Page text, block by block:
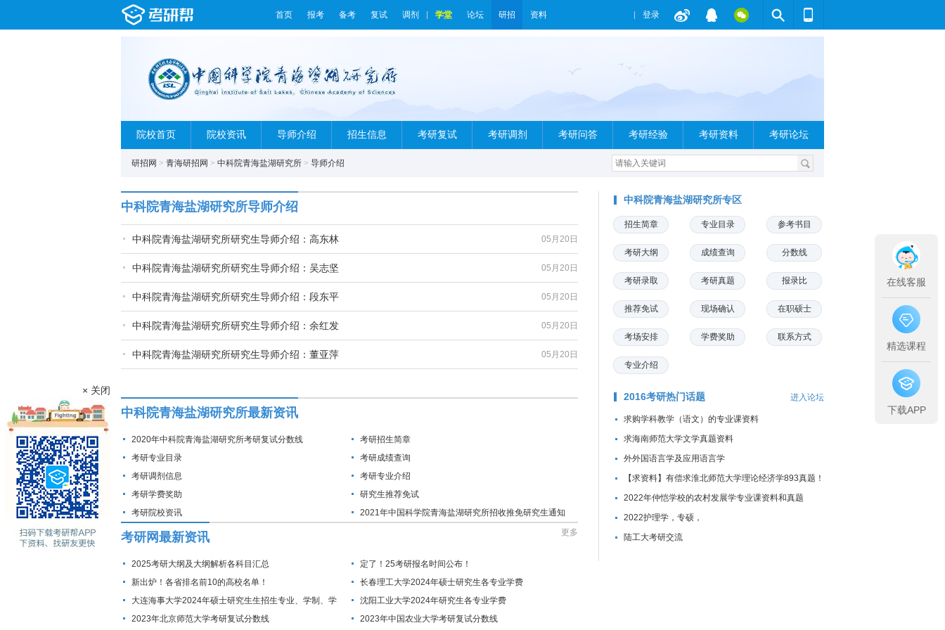
首页 报考 备考 复试 调剂 学堂 论坛 研招 资料 登录
院校首页 院校资讯 导师介绍 招生信息 考研复试 考研调剂 考研问答 考研经验 考研资料 考研论坛
研招网 > 青海研招网 > 中科院青海盐湖研究所 > 导师介绍
中科院青海盐湖研究所导师介绍
05月20日
中科院青海盐湖研究所研究生导师介绍：高东林
05月20日
中科院青海盐湖研究所研究生导师介绍：吴志坚
05月20日
中科院青海盐湖研究所研究生导师介绍：段东平
05月20日
中科院青海盐湖研究所研究生导师介绍：余红发
05月20日
中科院青海盐湖研究所研究生导师介绍：董亚萍
中科院青海盐湖研究所最新资讯
2020年中科院青海盐湖研究所考研复试分数线
考研招生简章
考研专业目录
考研成绩查询
考研调剂信息
考研专业介绍
考研学费奖助
研究生推荐免试
考研院校资讯
2021年中国科学院青海盐湖研究所招收推免研究生通知
考研网最新资讯 更多
2025考研大纲及大纲解析各科目汇总
定了！25考研报名时间公布！
新出炉！各省排名前10的高校名单！
长春理工大学2024年硕士研究生各专业学费
大连海事大学2024年硕士研究生生招生专业、学制、学
费标准及拟招生人数
沈阳工业大学2024年研究生各专业学费
2023年北京师范大学考研复试分数线
2023年中国农业大学考研复试分数线
中科院青海盐湖研究所专区
招生简章 专业目录 参考书目
考研大纲 成绩查询 分数线
考研录取 考研真题 报录比
推荐免试 现场确认 在职硕士
考场安排 学费奖助 联系方式
专业介绍
2016考研热门话题 进入论坛
求购学科教学（语文）的专业课资料
求海南师范大学文学真题资料
外外国语言学及应用语言学
【求资料】有偿求淮北师范大学理论经济学893真题！
2022年仲恺学校的农村发展学专业课资料和真题
2022护理学，专硕，
陆工大考研交流
× 关闭
在线客服
精选课程
下载APP